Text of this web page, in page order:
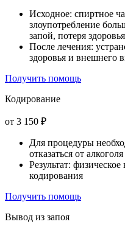
Исходное: спиртное
злоупотребление
запой, потеря
После лечения:
здоровья и внешнего
Получить помощь
Кодирование
от 3 150 ₽
Для процедуры
отказаться от алкоголя
Результат:
кодирования
Получить помощь
Вывод из запоя